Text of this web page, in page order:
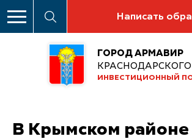
Написать
ГОРОД АРМАВИР
КРАСНОДАРСКОГО
ИНВЕСТИЦИОННЫЙ
В Крымском районе